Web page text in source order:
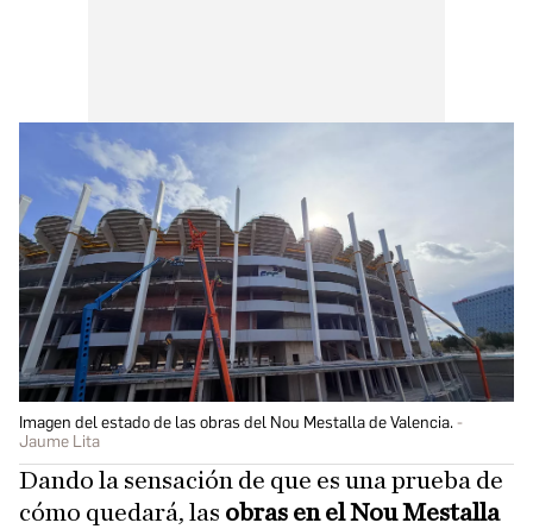
Imagen del estado de las obras del Nou Mestalla de Valencia.
Jaume Lita
Dando la sensación de que es una prueba de
cómo quedará, las obras en el Nou Mestalla